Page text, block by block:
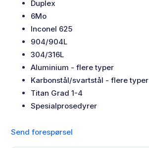
Duplex
6Mo
Inconel 625
904/904L
304/316L
Aluminium - flere typer
Karbonstål/svartstål - flere typer
Titan Grad 1-4
Spesialprosedyrer
Send forespørsel